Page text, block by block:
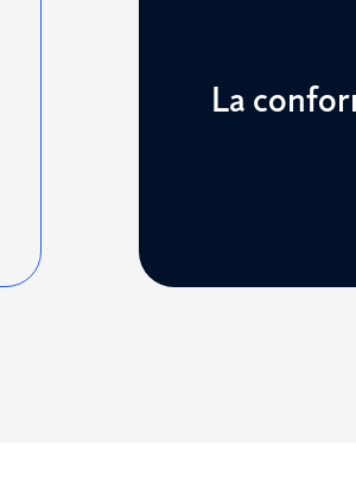
La
Con un team
gestione
delle normative